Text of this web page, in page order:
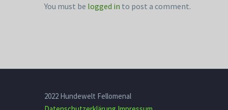
You must be logged in to post a comment.
2022 Hundewelt Fellomenal